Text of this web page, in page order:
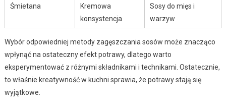
Śmietana
Kremowa
konsystencja
Sosy do mięs i
warzyw
Wybór odpowiedniej metody zagęszczania sosów może znacząco
wpłynąć na ostateczny efekt potrawy, dlatego warto
eksperymentować z różnymi składnikami i technikami. Ostatecznie,
to właśnie kreatywność w kuchni sprawia, że potrawy stają się
wyjątkowe.